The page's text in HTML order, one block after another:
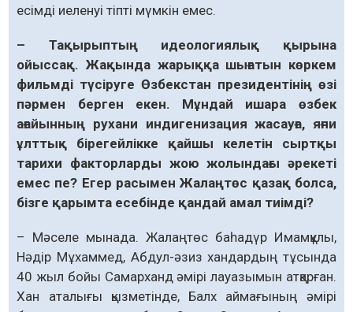
есімді иеленуі тіпті мүмкін емес.
– Тақырыптың идеологиялық қырына
ойыссақ. Жақында жарыққа шығатын көркем
фильмді түсіруге Өзбекстан президентінің өзі
пәрмен берген екен. Мұндай ишара өзбек
ағайынның рухани индигенизация жасауға, яғни
ұлттық бірегейлікке қайшы келетін сырт­қы
тарихи факторларды жою жолындағы әрекеті
емес пе? Егер расымен Жалаңтөс қазақ болса,
бізге қарымта есебінде қандай амал тиімді?
– Мәселе мынада. Жалаңтөс баһадүр Имамқұлы,
Нәдір Мұхаммед, Абдул-әзиз хандардың тұсында
40 жыл бойы Самарханд әмірі лауазымын атқарған.
Хан аталығы қызметінде, Балх аймағының әмірі